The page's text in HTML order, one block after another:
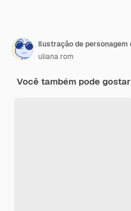
uliana rom
Você também pode